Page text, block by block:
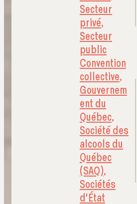
Secteur
privé,
Secteur
public
Convention
collective,
Gouvernem
ent du
Québec,
Société des
alcools du
Québec
(SAQ),
Sociétés
d'État